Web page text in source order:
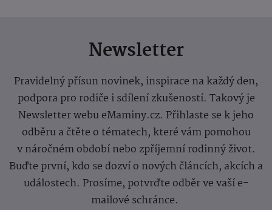
Newsletter
Pravidelný přísun novinek, inspirace na každý den,
podpora pro rodiče i sdílení zkušeností. Takový je
Newsletter webu eMaminy.cz. Přihlaste se k jeho
odběru a čtěte o tématech, které vám pomohou
v náročném období nebo zpříjemní rodinný život.
Buďte první, kdo se dozví o nových článcích, akcích a
událostech. Prosíme, potvrďte odběr ve vaší e-
mailové schránce.